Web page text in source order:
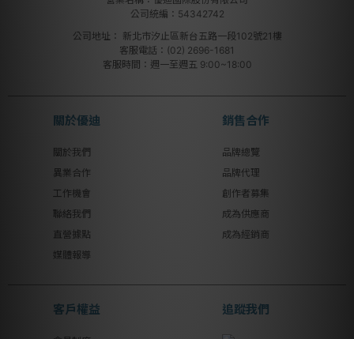
公司統編：54342742
公司地址： 新北市汐止區新台五路一段102號21樓
客服電話：(02) 2696-1681
客服時間：週一至週五 9:00~18:00
關於優迪
關於我們
異業合作
工作機會
聯絡我們
直營據點
媒體報導
銷售合作
品牌總覽
品牌代理
創作者募集
成為供應商
成為經銷商
客戶權益 追蹤我們